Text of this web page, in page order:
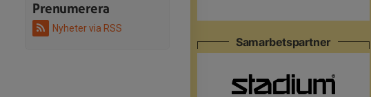
Prenumerera
Nyheter via RSS
Samarbetspartner